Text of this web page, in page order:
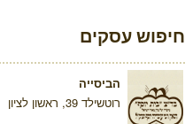
חיפוש עסקים
הביסייה
רוטשילד 39, ראשון לציון